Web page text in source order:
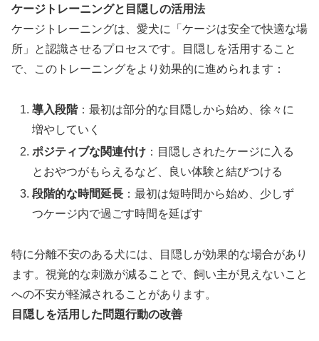
ケージトレーニングと目隠しの活用法
ケージトレーニングは、愛犬に「ケージは安全で快適な場
所」と認識させるプロセスです。目隠しを活用すること
で、このトレーニングをより効果的に進められます：
導入段階：最初は部分的な目隠しから始め、徐々に
増やしていく
ポジティブな関連付け ：目隠しされたケージに入る
とおやつがもらえるなど、良い体験と結びつける
段階的な時間延長 ：最初は短時間から始め、少しず
つケージ内で過ごす時間を延ばす
特に分離不安のある犬には、目隠しが効果的な場合があり
ます。視覚的な刺激が減ることで、飼い主が見えないこと
への不安が軽減されることがあります。
目隠しを活用した問題行動の改善